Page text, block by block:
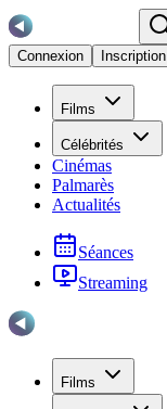
Connexion
Inscription
Films
Célébrités
Cinémas
Palmarès
Actualités
Séances
Streaming
Films